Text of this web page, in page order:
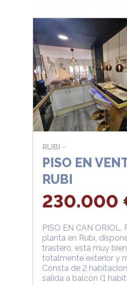
RUBI -
PISO EN
RUBI
230.000
PISO EN CAN`ORIOL.
planta en Rubí,
trastero, está muy
totalmente exterior y
Consta de 2
salida a balcón (1